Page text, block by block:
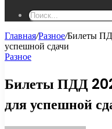
Главная/Разное/Билеты
успешной сдачи
Разное
Билеты ПДД
для успешной